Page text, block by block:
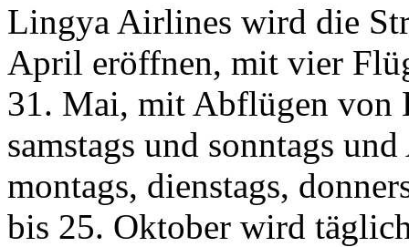
Lingya Airlines wird die
April eröffnen, mit vier
31. Mai, mit Abflügen von
samstags und sonntags
montags, dienstags,
bis 25. Oktober wird